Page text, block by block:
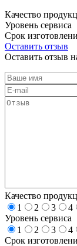
Качество
Уровень сервиса
Срок
Оставить отзыв
Оставить отзыв
Качество
1
2 3 4
Уровень сервиса
1
2 3 4
Срок